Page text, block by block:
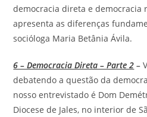
democracia direta e democracia
apresenta as diferenças
socióloga Maria Betânia Ávila.
6 – Democracia Direta – Parte 2 –
debatendo a questão da
nosso entrevistado é Dom
Diocese de Jales, no interior de